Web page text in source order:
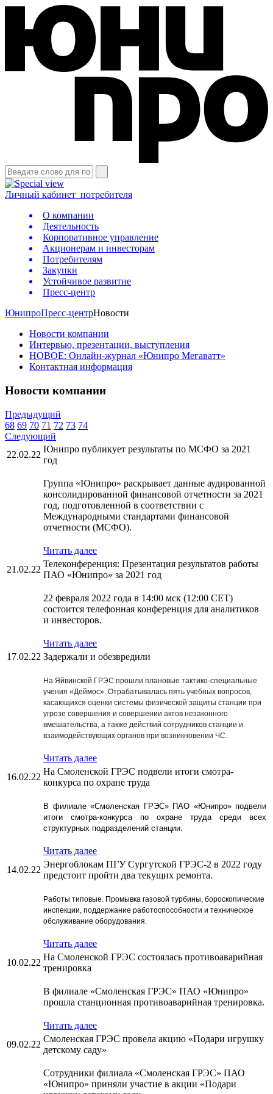
Личный кабинет потребителя
О компании
Деятельность
Корпоративное управление
Акционерам и инвесторам
Потребителям
Закупки
Устойчивое развитие
Пресс-центр
ЮнипроПресс-центрНовости
Новости компании
Интервью, презентации, выступления
НОВОЕ: Онлайн-журнал «Юнипро Мегаватт»
Контактная информация
Новости компании
Предыдущий
68 69 70 71 72 73 74
Следующий
22.02.22
Юнипро публикует результаты по МСФО за 2021
год
Группа «Юнипро» раскрывает данные аудированной
консолидированной финансовой отчетности за 2021
год, подготовленной в соответствии с
Международными стандартами финансовой
отчетности (МСФО).
Читать далее
21.02.22
Телеконференция: Презентация результатов работы
ПАО «Юнипро» за 2021 год
22 февраля 2022 года в 14:00 мск (12:00 CET)
состоится телефонная конференция для аналитиков
и инвесторов.
Читать далее
17.02.22 Задержали и обезвредили
На Яйвинской ГРЭС прошли плановые тактико-специальные
учения «Деймос». Отрабатывалась пять учебных вопросов,
касающихся оценки системы физической защиты станции при
угрозе совершения и совершении актов незаконного
вмешательства, а также действий сотрудников станции и
взаимодействующих органов при возникновении ЧС.
Читать далее
16.02.22
На Смоленской ГРЭС подвели итоги смотра-
конкурса по охране труда
В филиале «Смоленская ГРЭС» ПАО «Юнипро» подвели
итоги смотра-конкурса по охране труда среди всех
структурных подразделений станции.
Читать далее
14.02.22
Энергоблокам ПГУ Сургутской ГРЭС-2 в 2022 году
предстоит пройти два текущих ремонта.
Работы типовые. Промывка газовой турбины, бороскопические
инспекции, поддержание работоспособности и техническое
обслуживание оборудования.
Читать далее
10.02.22
На Смоленской ГРЭС состоялась противоаварийная
тренировка
В филиале «Смоленская ГРЭС» ПАО «Юнипро»
прошла станционная противоаварийная тренировка.
Читать далее
09.02.22
Смоленская ГРЭС провела акцию «Подари игрушку
детскому саду»
Сотрудники филиала «Смоленская ГРЭС» ПАО
«Юнипро» приняли участие в акции «Подари